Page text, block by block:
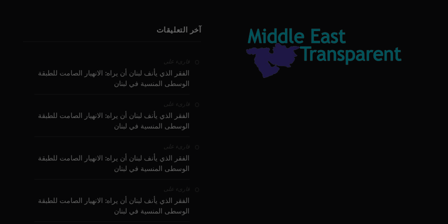
آخر التعليقات
قارىء على
الفقر الذي يأنف لبنان أن يراه: الانهيار الصامت للطبقة
الوسطى المنسية في لبنان
قارىء على
الفقر الذي يأنف لبنان أن يراه: الانهيار الصامت للطبقة
الوسطى المنسية في لبنان
قارىء على
الفقر الذي يأنف لبنان أن يراه: الانهيار الصامت للطبقة
الوسطى المنسية في لبنان
قارىء على
الفقر الذي يأنف لبنان أن يراه: الانهيار الصامت للطبقة
الوسطى المنسية في لبنان